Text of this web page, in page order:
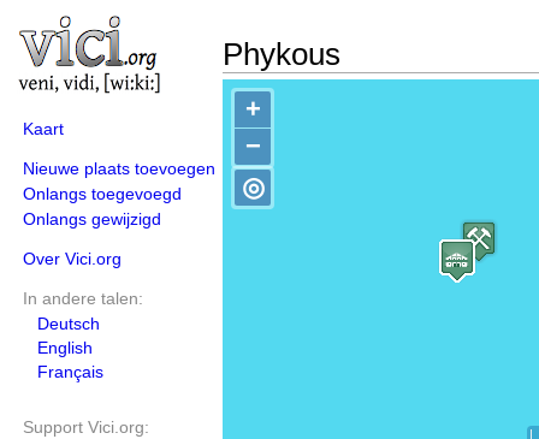
Kaart
Nieuwe plaats toevoegen
Onlangs toegevoegd
Onlangs gewijzigd
Over Vici.org
In andere talen:
Deutsch
English
Français
Support Vici.org:
Phykous
+
−
◎